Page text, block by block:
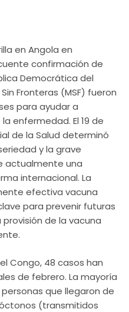
en Angola en
confirmación de
Democrática del
Fronteras (MSF) fueron
para ayudar a
enfermedad. El 19 de
de la Salud determinó
y la grave
actualmente una
internacional. La
efectiva vacuna
para prevenir futuras
de la vacuna
Congo, 48 casos han
de febrero. La mayoría
que llegaron de
(transmitidos